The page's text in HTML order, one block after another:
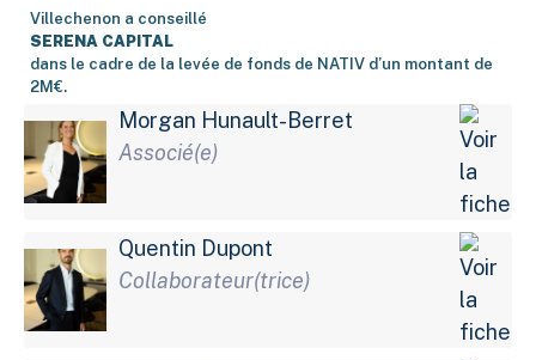
Villechenon a conseillé
SERENA CAPITAL
dans le cadre de la levée de fonds de NATIV d’un montant de
2M€.
Morgan Hunault-Berret
Associé(e)
Quentin Dupont
Collaborateur(trice)